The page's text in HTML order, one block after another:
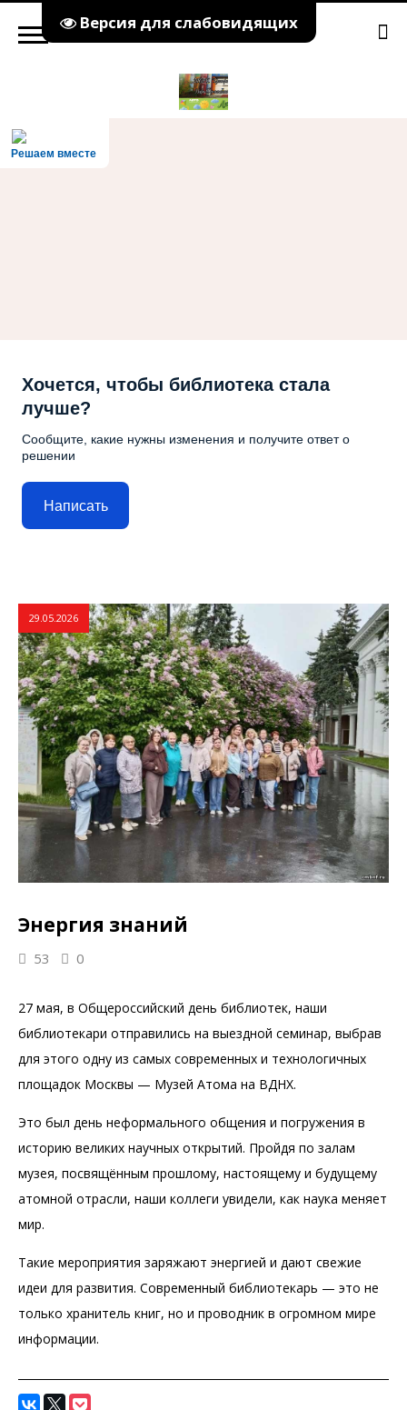
Версия для слабовидящих
Решаем вместе
Хочется, чтобы библиотека стала
лучше?
Сообщите, какие нужны изменения и получите ответ о
решении
Написать
29.05.2026
Энергия знаний
53 0
27 мая, в Общероссийский день библиотек, наши
библиотекари отправились на выездной семинар, выбрав
для этого одну из самых современных и технологичных
площадок Москвы — Музей Атома на ВДНХ.
Это был день неформального общения и погружения в
историю великих научных открытий. Пройдя по залам
музея, посвящённым прошлому, настоящему и будущему
атомной отрасли, наши коллеги увидели, как наука меняет
мир.
Такие мероприятия заряжают энергией и дают свежие
идеи для развития. Современный библиотекарь — это не
только хранитель книг, но и проводник в огромном мире
информации.